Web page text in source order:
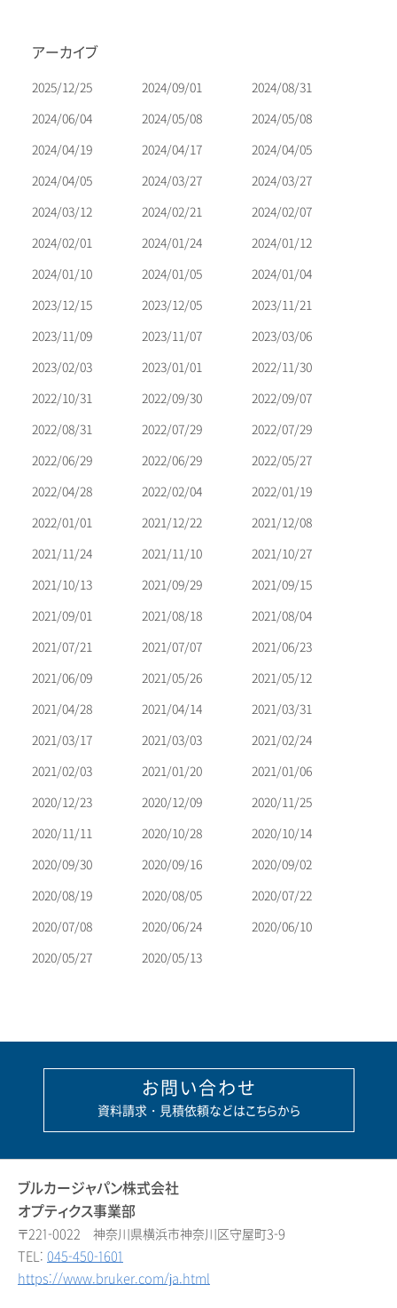
ー
ョ
ン
アーカイブ
2025/12/25 2024/09/01
2024/08/31
2024/06/04
2024/05/08
2024/05/08
2024/04/19
2024/04/17
2024/04/05
2024/04/05
2024/03/27
2024/03/27
2024/03/12
2024/02/21
2024/02/07
2024/02/01
2024/01/24
2024/01/12
2024/01/10
2024/01/05
2024/01/04
2023/12/15
2023/12/05
2023/11/21
2023/11/09
2023/11/07
2023/03/06
2023/02/03
2023/01/01
2022/11/30
2022/10/31
2022/09/30
2022/09/07
2022/08/31
2022/07/29
2022/07/29
2022/06/29
2022/06/29
2022/05/27
2022/04/28
2022/02/04
2022/01/19
2022/01/01
2021/12/22
2021/12/08
2021/11/24
2021/11/10
2021/10/27
2021/10/13
2021/09/29
2021/09/15
2021/09/01
2021/08/18
2021/08/04
2021/07/21
2021/07/07
2021/06/23
2021/06/09
2021/05/26
2021/05/12
2021/04/28
2021/04/14
2021/03/31
2021/03/17
2021/03/03
2021/02/24
2021/02/03
2021/01/20
2021/01/06
2020/12/23
2020/12/09
2020/11/25
2020/11/11
2020/10/28
2020/10/14
2020/09/30
2020/09/16
2020/09/02
2020/08/19
2020/08/05
2020/07/22
2020/07/08
2020/06/24
2020/06/10
2020/05/27
2020/05/13
お問い合わせ
資料請求・見積依頼などはこちらから
ブルカージャパン株式会社
オプティクス事業部
〒221-0022 神奈川県横浜市神奈川区守屋町3-9
TEL: 045-450-1601
https://www.bruker.com/ja.html